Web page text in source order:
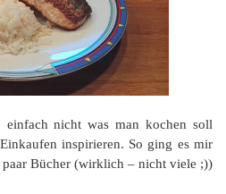
nicht was man kochen soll
inspirieren. So ging es mir
Bücher (wirklich – nicht viele ;))